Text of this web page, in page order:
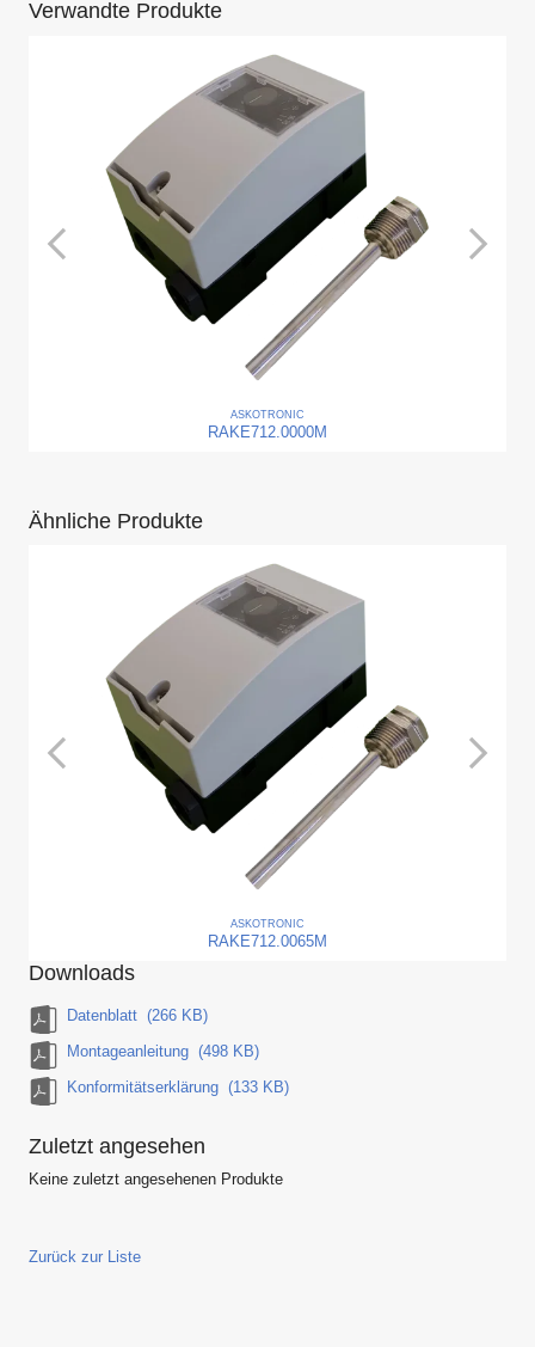
Verwandte Produkte
ASKOTRONIC
RAKE712.0000M
Ähnliche Produkte
ASKOTRONIC
RAKE712.0065M
Downloads
Datenblatt (266 KB)
Montageanleitung (498 KB)
Konformitätserklärung (133 KB)
Zuletzt angesehen
Keine zuletzt angesehenen Produkte
Zurück zur Liste